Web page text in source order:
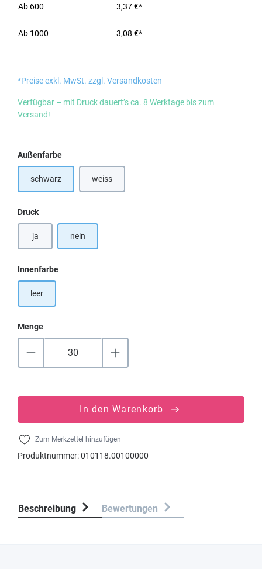
Ab 600 3,37 €*
Ab 1000 3,08 €*
*Preise exkl. MwSt. zzgl. Versandkosten
Verfügbar – mit Druck dauert’s ca. 8 Werktage bis zum
Versand!
Außenfarbeauswählen
schwarz weiss
Druckauswählen
ja nein
Innenfarbeauswählen
leer
Menge
In den Warenkorb
Zum Merkzettel hinzufügen
Produktnummer:010118.00100000
Beschreibung Bewertungen